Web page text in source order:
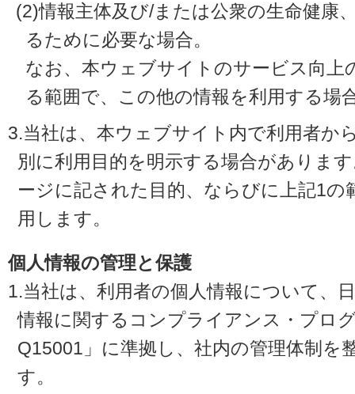
(2)情報主体及び/または公衆の生命健康
るために必要な場合。
なお、本ウェブサイトのサービス向上
る範囲で、この他の情報を利用する場
3.当社は、本ウェブサイト内で利用者か
別に利用目的を明示する場合がありま
ージに記された目的、ならびに上記1の
用します。
個人情報の管理と保護
1.当社は、利用者の個人情報について、
情報に関するコンプライアンス・プロ
Q15001」に準拠し、社内の管理体制を
す。